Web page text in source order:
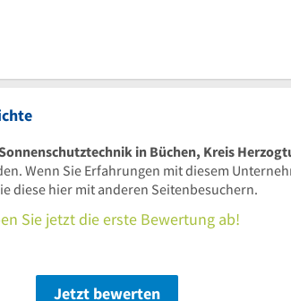
in Büchen, Kreis
Wenn Sie Erfahrungen mit diesem
diese hier mit anderen Seitenbesuchern.
Sie jetzt die erste Bewertung ab!
Jetzt bewerten